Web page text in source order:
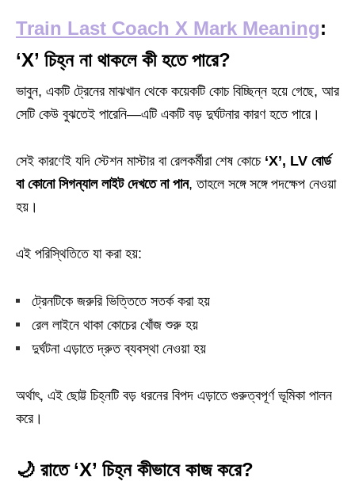
Train Last Coach X Mark Meaning:
‘X’ চিহ্ন না থাকলে কী হতে পারে?
ভাবুন, একটি ট্রেনের মাঝখান থেকে কয়েকটি কোচ বিচ্ছিন্ন হয়ে গেছে, আর
সেটি কেউ বুঝতেই পারেনি—এটি একটি বড় দুর্ঘটনার কারণ হতে পারে।
সেই কারণেই যদি স্টেশন মাস্টার বা রেলকর্মীরা শেষ কোচে ‘X’, LV বোর্ড
বা কোনো সিগন্যাল লাইট দেখতে না পান, তাহলে সঙ্গে সঙ্গে পদক্ষেপ নেওয়া
হয়।
এই পরিস্থিতিতে যা করা হয়:
ট্রেনটিকে জরুরি ভিত্তিতে সতর্ক করা হয়
রেল লাইনে থাকা কোচের খোঁজ শুরু হয়
দুর্ঘটনা এড়াতে দ্রুত ব্যবস্থা নেওয়া হয়
অর্থাৎ, এই ছোট্ট চিহ্নটি বড় ধরনের বিপদ এড়াতে গুরুত্বপূর্ণ ভূমিকা পালন
করে।
🌙 রাতে ‘X’ চিহ্ন কীভাবে কাজ করে?